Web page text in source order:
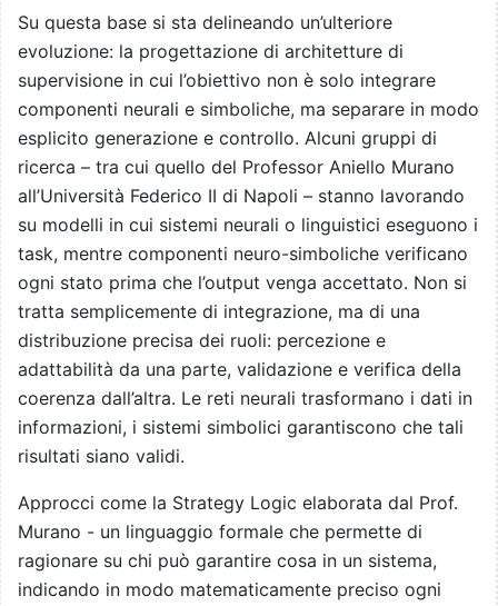
Su questa base si sta delineando un’ulteriore
evoluzione: la progettazione di architetture di
supervisione in cui l’obiettivo non è solo integrare
componenti neurali e simboliche, ma separare in modo
esplicito generazione e controllo. Alcuni gruppi di
ricerca – tra cui quello del Professor Aniello Murano
all’Università Federico II di Napoli – stanno lavorando
su modelli in cui sistemi neurali o linguistici eseguono i
task, mentre componenti neuro-simboliche verificano
ogni stato prima che l’output venga accettato. Non si
tratta semplicemente di integrazione, ma di una
distribuzione precisa dei ruoli: percezione e
adattabilità da una parte, validazione e verifica della
coerenza dall’altra. Le reti neurali trasformano i dati in
informazioni, i sistemi simbolici garantiscono che tali
risultati siano validi.
Approcci come la Strategy Logic elaborata dal Prof.
Murano - un linguaggio formale che permette di
ragionare su chi può garantire cosa in un sistema,
indicando in modo matematicamente preciso ogni